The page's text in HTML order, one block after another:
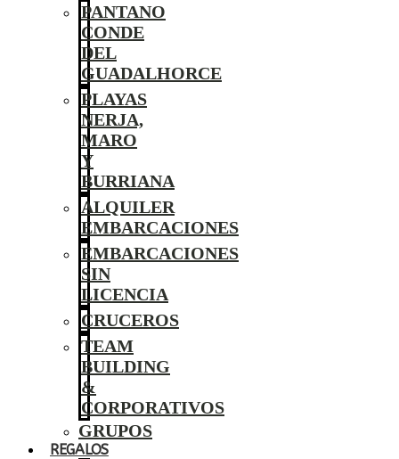
PANTANO
CONDE
DEL
GUADALHORCE
PLAYAS
NERJA,
MARO
Y
BURRIANA
ALQUILER
EMBARCACIONES
EMBARCACIONES
SIN
LICENCIA
CRUCEROS
TEAM
BUILDING
&
CORPORATIVOS
GRUPOS
REGALOS